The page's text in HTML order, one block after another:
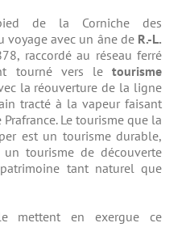
de la Corniche des
voyage avec un âne de R.-L.
raccordé au réseau ferré
tourné vers letourisme
la réouverture de la ligne
tracté à la vapeur faisant
Le tourisme que la
est un tourisme durable,
tourisme de découverte
tant naturel que
mettent en exergue ce